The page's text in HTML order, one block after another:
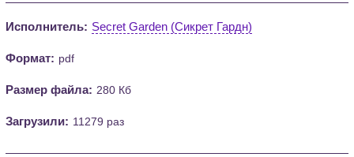
Исполнитель: Secret Garden (Сикрет Гардн)
Формат: pdf
Размер файла: 280 Кб
Загрузили: 11279 раз